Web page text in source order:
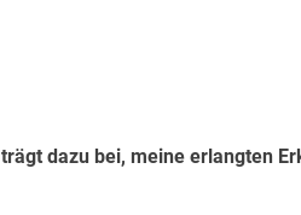
trägt dazu bei, meine erlangten